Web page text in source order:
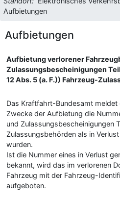
Aufbietungen
Aufbietungen
–Programm-Download
Aufbietung verlorener
Zulassungsbescheinigungen
12 Abs. 5 (a. F.)) Fahrzeug-
Das Kraftfahrt-Bundesamt
Zwecke der Aufbietung die
und Zulassungsbescheinigungen
Zulassungsbehörden als in
wurden.
Ist die Nummer eines in Verlust
bekannt, wird das im verlorenen
Fahrzeug mit der Fahrzeug-
aufgeboten.